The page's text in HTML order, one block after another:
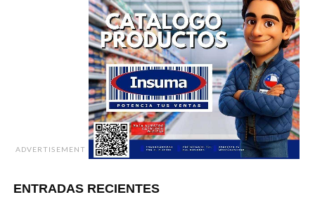
ADVERTISEMENT
ENTRADAS RECIENTES